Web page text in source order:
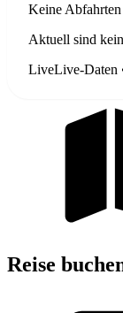
Keine
Aktuell sind
LiveLive-Daten
Reise